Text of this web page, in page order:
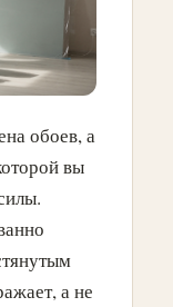
обоев, а
вы
а не